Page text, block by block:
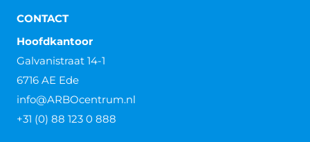
CONTACT
Hoofdkantoor
Galvanistraat 14-1
6716 AE Ede
info@ARBOcentrum.nl
+31 (0) 88 123 0 888